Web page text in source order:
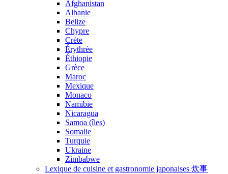
Afghanistan
Albanie
Belize
Chypre
Crète
Érythrée
Éthiopie
Grèce
Maroc
Mexique
Monaco
Namibie
Nicaragua
Samoa (îles)
Somalie
Turquie
Ukraine
Zimbabwe
Lexique de cuisine et gastronomie japonaises 炊事